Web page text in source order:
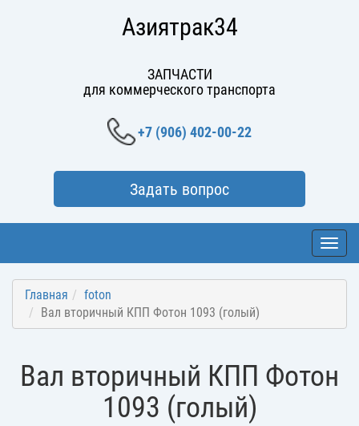
Азиятрак34
ЗАПЧАСТИ
для коммерческого транспорта
+7 (906) 402-00-22
Задать вопрос
Главная
foton
Вал вторичный КПП Фотон 1093 (голый)
Вал вторичный КПП Фотон
1093 (голый)